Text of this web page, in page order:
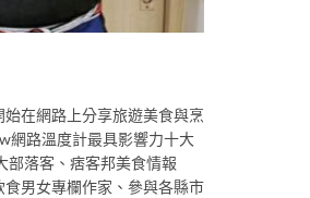
在網路上分享旅遊美食與烹
網路溫度計最具影響力十大
部落客、痞客邦美食情報
男女專欄作家、參與各縣市